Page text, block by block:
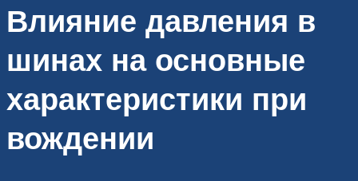
Влияние давления в
шинах на основные
характеристики при
вождении